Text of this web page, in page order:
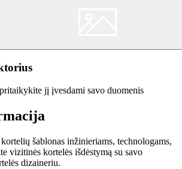
jį įvesdami savo duomenis
šablonas inžinieriams, technologams,
vizitinės kortelės išdėstymą su savo
dizaineriu.